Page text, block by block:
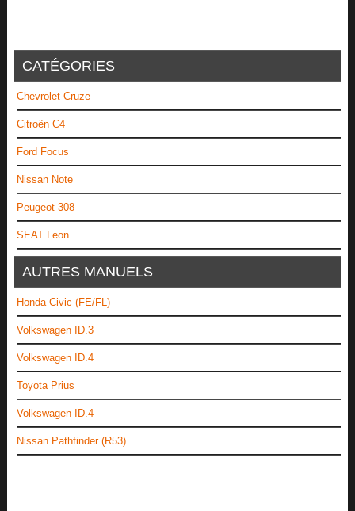
CATÉGORIES
Chevrolet Cruze
Citroën C4
Ford Focus
Nissan Note
Peugeot 308
SEAT Leon
AUTRES MANUELS
Honda Civic (FE/FL)
Volkswagen ID.3
Volkswagen ID.4
Toyota Prius
Volkswagen ID.4
Nissan Pathfinder (R53)